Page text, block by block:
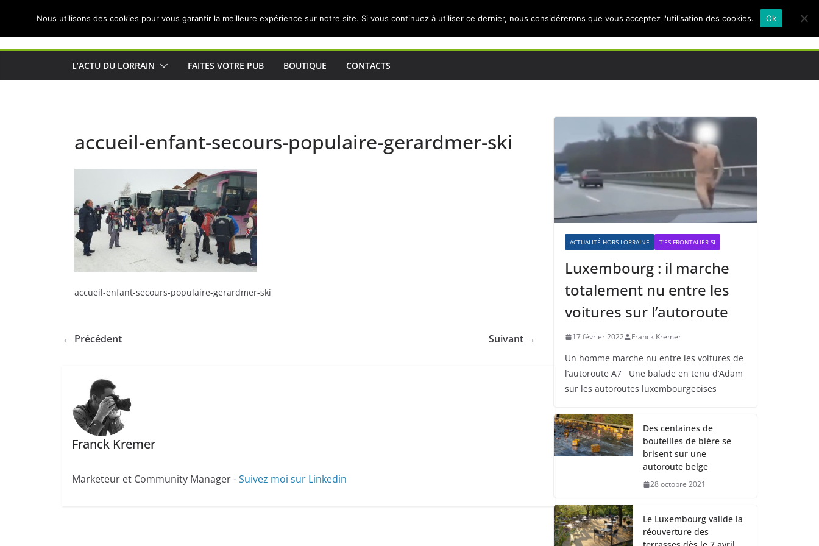
Actualités de Lorraine pour les Lorrains
L’ACTU DU LORRAIN FAITES VOTRE PUB BOUTIQUE CONTACTS
accueil-enfant-secours-populaire-gerardmer-ski
accueil-enfant-secours-populaire-gerardmer-ski
← Précédent Suivant →
Franck Kremer
Marketeur et Community Manager -Suivez moi sur Linkedin
ACTUALITÉ HORS LORRAINE T'ES FRONTALIER SI
Luxembourg : il marche
totalement nu entre les
voitures sur l’autoroute
17 février 2022 Franck Kremer
Un homme marche nu entre les voitures de
l’autoroute A7 Une balade en tenu d’Adam
sur les autoroutes luxembourgeoises
Des centaines de
bouteilles de bière se
brisent sur une
autoroute belge
28 octobre 2021
Le Luxembourg valide la
réouverture des
Nous utilisons des cookies pour vous garantir la meilleure expérience sur notre site. Si vous continuez à utiliser ce dernier, nous considérerons que vous acceptez l'utilisation des cookies. Ok